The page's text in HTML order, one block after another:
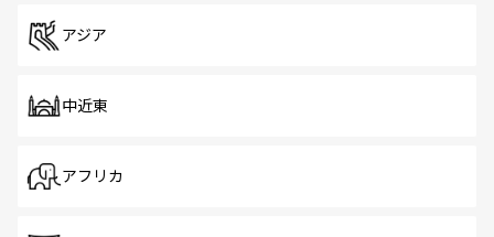
アジア
中近東
アフリカ